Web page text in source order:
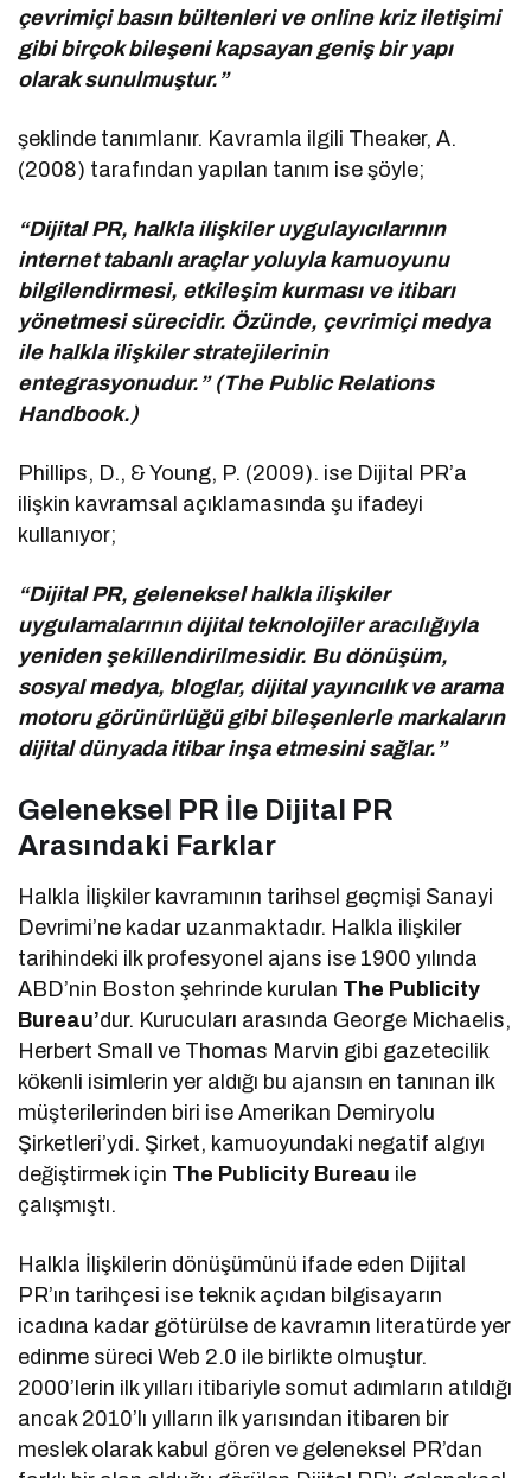
çevrimiçi basın bültenleri ve online kriz iletişimi
gibi birçok bileşeni kapsayan geniş bir yapı
olarak sunulmuştur.”
şeklinde tanımlanır. Kavramla ilgili Theaker, A.
(2008) tarafından yapılan tanım ise şöyle;
“Dijital PR, halkla ilişkiler uygulayıcılarının
internet tabanlı araçlar yoluyla kamuoyunu
bilgilendirmesi, etkileşim kurması ve itibarı
yönetmesi sürecidir. Özünde, çevrimiçi medya
ile halkla ilişkiler stratejilerinin
entegrasyonudur.” (The Public Relations
Handbook.)
Phillips, D., & Young, P. (2009). ise Dijital PR’a
ilişkin kavramsal açıklamasında şu ifadeyi
kullanıyor;
“Dijital PR, geleneksel halkla ilişkiler
uygulamalarının dijital teknolojiler aracılığıyla
yeniden şekillendirilmesidir. Bu dönüşüm,
sosyal medya, bloglar, dijital yayıncılık ve arama
motoru görünürlüğü gibi bileşenlerle markaların
dijital dünyada itibar inşa etmesini sağlar.”
Geleneksel PR İle Dijital PR
Arasındaki Farklar
Halkla İlişkiler kavramının tarihsel geçmişi Sanayi
Devrimi’ne kadar uzanmaktadır. Halkla ilişkiler
tarihindeki ilk profesyonel ajans ise 1900 yılında
ABD’nin Boston şehrinde kurulan The Publicity
Bureau’dur. Kurucuları arasında George Michaelis,
Herbert Small ve Thomas Marvin gibi gazetecilik
kökenli isimlerin yer aldığı bu ajansın en tanınan ilk
müşterilerinden biri ise Amerikan Demiryolu
Şirketleri’ydi. Şirket, kamuoyundaki negatif algıyı
değiştirmek için The Publicity Bureau ile
çalışmıştı.
Halkla İlişkilerin dönüşümünü ifade eden Dijital
PR’ın tarihçesi ise teknik açıdan bilgisayarın
icadına kadar götürülse de kavramın literatürde yer
edinme süreci Web 2.0 ile birlikte olmuştur.
2000’lerin ilk yılları itibariyle somut adımların atıldığı
ancak 2010’lı yılların ilk yarısından itibaren bir
meslek olarak kabul gören ve geleneksel PR’dan